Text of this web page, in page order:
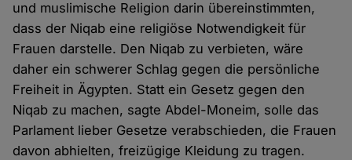
und muslimische Religion darin übereinstimmten,
dass der Niqab eine religiöse Notwendigkeit für
Frauen darstelle. Den Niqab zu verbieten, wäre
daher ein schwerer Schlag gegen die persönliche
Freiheit in Ägypten. Statt ein Gesetz gegen den
Niqab zu machen, sagte Abdel-Moneim, solle das
Parlament lieber Gesetze verabschieden, die Frauen
davon abhielten, freizügige Kleidung zu tragen.